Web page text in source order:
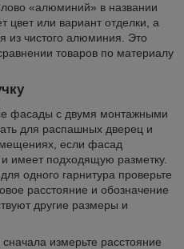
«алюминий» в названии
цвет или вариант отделки, а
из чистого алюминия. Это
товаров по материалу
фасады с двумя монтажными
для распашных дверец и
если фасад
имеет подходящую разметку.
одного гарнитура проверьте
расстояние и обозначение
другие размеры и
измерьте расстояние